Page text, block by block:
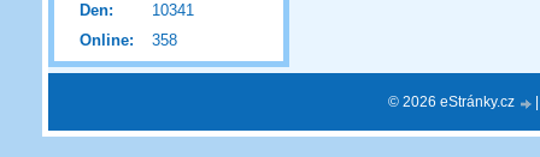
Online: 358
Den:
10341
© 2026 eStránky.cz